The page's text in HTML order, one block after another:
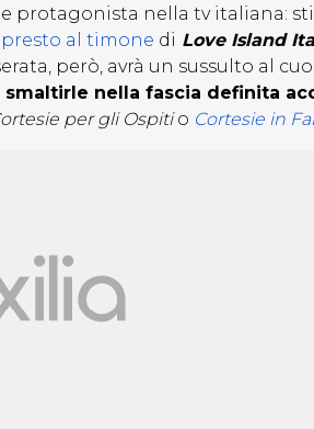
protagonista nella tv italiana:
presto al timone di Love Island
però, avrà un sussulto al
nella fascia definita
per gli Ospitio Cortesie in